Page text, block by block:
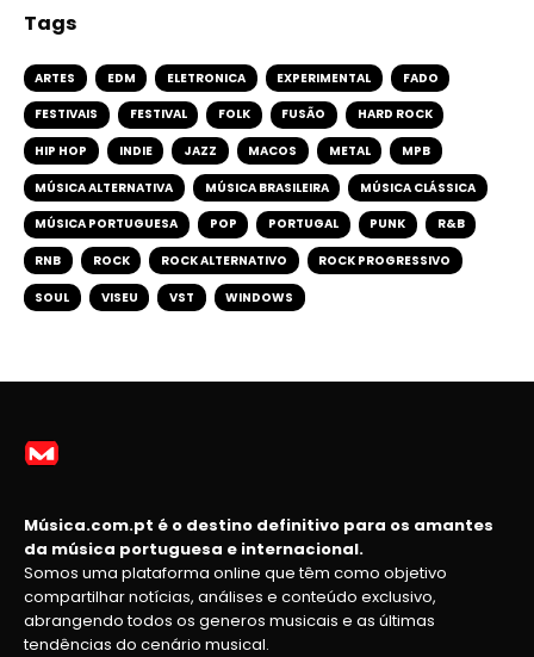
Tags
ARTES EDM ELETRONICA EXPERIMENTAL FADO
FESTIVAIS FESTIVAL FOLK FUSÃO HARD ROCK
HIP HOP INDIE JAZZ MACOS METAL MPB
MÚSICA ALTERNATIVA MÚSICA BRASILEIRA MÚSICA CLÁSSICA
MÚSICA PORTUGUESA POP PORTUGAL PUNK R&B
RNB ROCK ROCK ALTERNATIVO ROCK PROGRESSIVO
SOUL VISEU VST WINDOWS
Música.com.pt é o destino definitivo para os amantes
da música portuguesa e internacional.
Somos uma plataforma online que têm como objetivo
compartilhar notícias, análises e conteúdo exclusivo,
abrangendo todos os generos musicais e as últimas
tendências do cenário musical.